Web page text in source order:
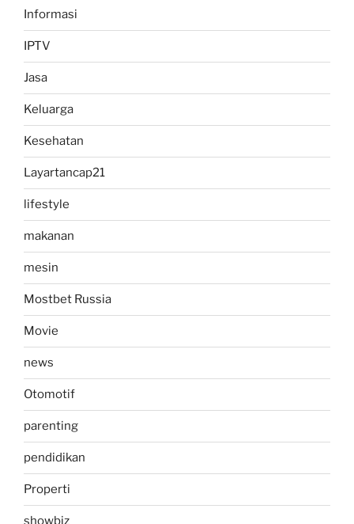
Informasi
IPTV
Jasa
Keluarga
Kesehatan
Layartancap21
lifestyle
makanan
mesin
Mostbet Russia
Movie
news
Otomotif
parenting
pendidikan
Properti
showbiz